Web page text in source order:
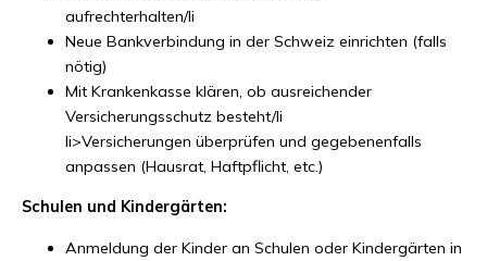
aufrechterhalten/li
Neue Bankverbindung in der Schweiz einrichten (falls
nötig)
Mit Krankenkasse klären, ob ausreichender
Versicherungsschutz besteht/li
li>Versicherungen überprüfen und gegebenenfalls
anpassen (Hausrat, Haftpflicht, etc.)
Schulen und Kindergärten:
Anmeldung der Kinder an Schulen oder Kindergärten in